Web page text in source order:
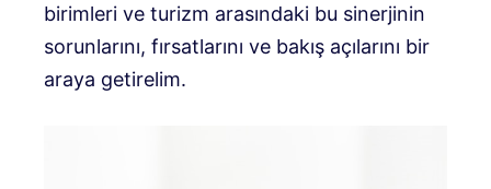
birimleri ve turizm arasındaki bu sinerjinin
sorunlarını, fırsatlarını ve bakış açılarını bir
araya getirelim.